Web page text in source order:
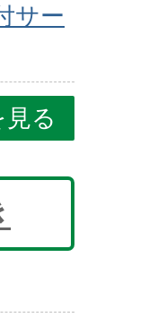
サー
る